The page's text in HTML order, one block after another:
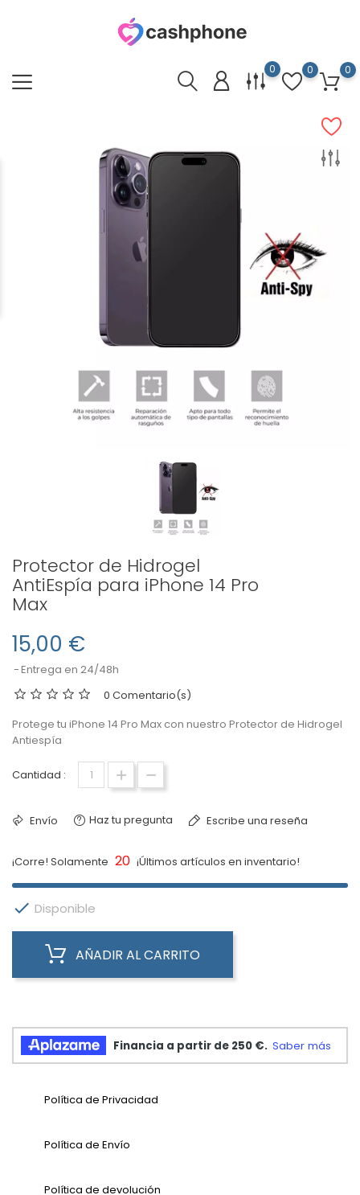
0
0
0
Protector de Hidrogel
AntiEspía para iPhone 14 Pro
Max
15,00 €
Entrega en 24/48h
0 Comentario(s)
Protege tu iPhone 14 Pro Max con nuestro Protector de Hidrogel
Antiespía
Cantidad :
Envío Haz tu pregunta Escribe una reseña
¡Corre! Solamente 20 ¡Últimos artículos en inventario!
 Disponible
AÑADIR AL CARRITO
Política de Privacidad
Política de Envío
Política de devolución